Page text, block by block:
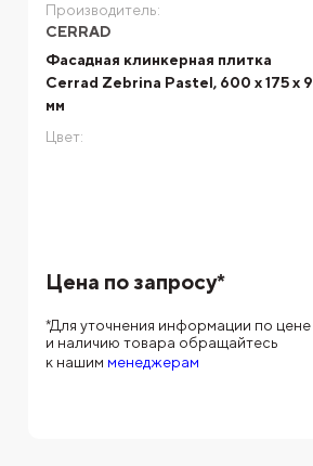
Производитель:
CERRAD
Фасадная клинкерная плитка
Cerrad Zebrina Pastel, 600 x 175 x 9
мм
Цвет:
Цена по запросу*
*Для уточнения информации по цене
и наличию товара обращайтесь
к нашим менеджерам